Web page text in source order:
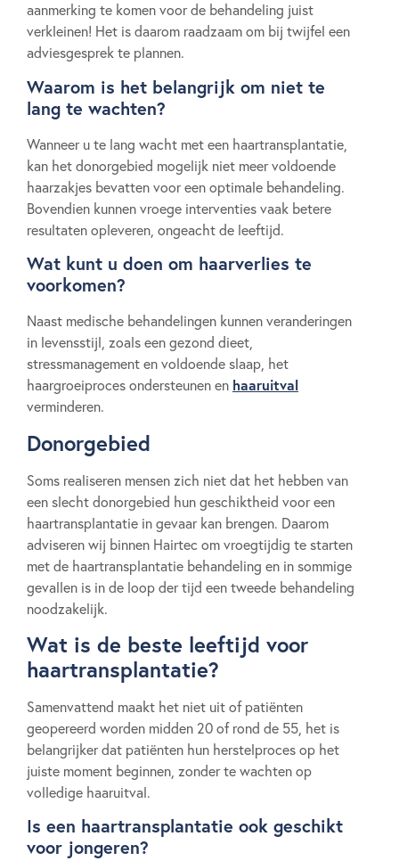
aanmerking te komen voor de behandeling juist
verkleinen! Het is daarom raadzaam om bij twijfel een
adviesgesprek te plannen.
Waarom is het belangrijk om niet te
lang te wachten?
Wanneer u te lang wacht met een haartransplantatie,
kan het donorgebied mogelijk niet meer voldoende
haarzakjes bevatten voor een optimale behandeling.
Bovendien kunnen vroege interventies vaak betere
resultaten opleveren, ongeacht de leeftijd.
Wat kunt u doen om haarverlies te
voorkomen?
Naast medische behandelingen kunnen veranderingen
in levensstijl, zoals een gezond dieet,
stressmanagement en voldoende slaap, het
haargroeiproces ondersteunen en haaruitval
verminderen.
Donorgebied
Soms realiseren mensen zich niet dat het hebben van
een slecht donorgebied hun geschiktheid voor een
haartransplantatie in gevaar kan brengen. Daarom
adviseren wij binnen Hairtec om vroegtijdig te starten
met de haartransplantatie behandeling en in sommige
gevallen is in de loop der tijd een tweede behandeling
noodzakelijk.
Wat is de beste leeftijd voor
haartransplantatie?
Samenvattend maakt het niet uit of patiënten
geopereerd worden midden 20 of rond de 55, het is
belangrijker dat patiënten hun herstelproces op het
juiste moment beginnen, zonder te wachten op
volledige haaruitval.
Is een haartransplantatie ook geschikt
voor jongeren?